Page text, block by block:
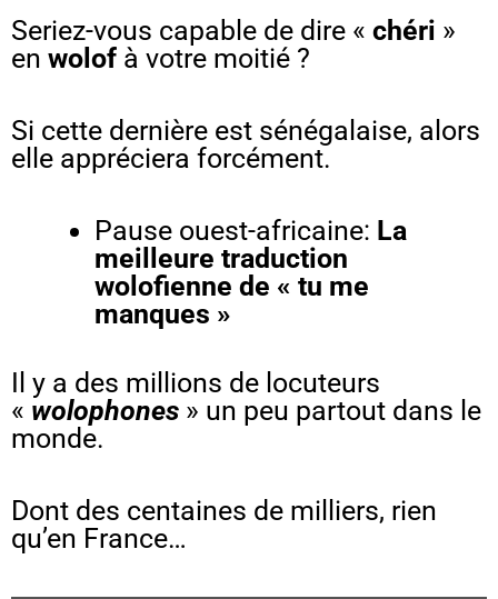
Seriez-vous capable de dire « chéri »
en wolof à votre moitié ?
Si cette dernière est sénégalaise, alors
elle appréciera forcément.
Pause ouest-africaine: La
meilleure traduction
wolofienne de « tu me
manques »
Il y a des millions de locuteurs
« wolophones » un peu partout dans le
monde.
Dont des centaines de milliers, rien
qu’en France…